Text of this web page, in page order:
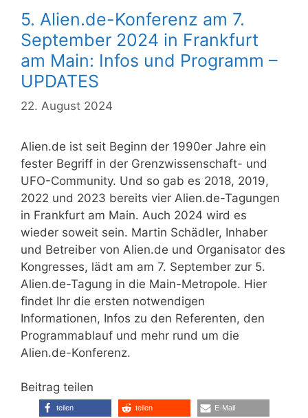
5. Alien.de-Konferenz am 7.
September 2024 in Frankfurt
am Main: Infos und Programm –
UPDATES
22. August 2024
Alien.de ist seit Beginn der 1990er Jahre ein
fester Begriff in der Grenzwissenschaft- und
UFO-Community. Und so gab es 2018, 2019,
2022 und 2023 bereits vier Alien.de-Tagungen
in Frankfurt am Main. Auch 2024 wird es
wieder soweit sein. Martin Schädler, Inhaber
und Betreiber von Alien.de und Organisator des
Kongresses, lädt am am 7. September zur 5.
Alien.de-Tagung in die Main-Metropole. Hier
findet Ihr die ersten notwendigen
Informationen, Infos zu den Referenten, den
Programmablauf und mehr rund um die
Alien.de-Konferenz.
Beitrag teilen
teilen teilen E-Mail